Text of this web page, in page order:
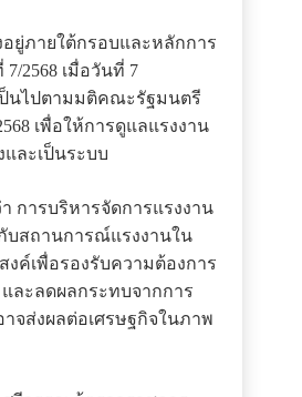
ยู่ภายใต้กรอบและหลักการ
2568 เมื่อวันที่ 7
ป็นไปตามมติคณะรัฐมนตรี
เพื่อให้การดูแลแรงงาน
ละเป็นระบบ
การบริหารจัดการแรงงาน
บสถานการณ์แรงงานใน
งค์เพื่อรองรับความต้องการ
ละลดผลกระทบจากการ
จส่งผลต่อเศรษฐกิจในภาพ